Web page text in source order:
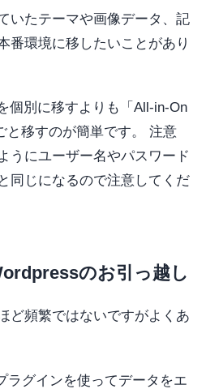
いたテーマや画像データ、記
番環境に移したいことがあり
個別に移すよりも「All-in-On
と移すのが簡単です。 注意
うにユーザー名やパスワード
同じになるので注意してくだ
のお引っ越し
ど頻繁ではないですがよくあ
ラグインを使ってデータをエ